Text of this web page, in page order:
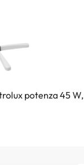
potenza 45 W,